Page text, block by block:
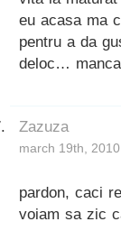
eu acasa ma
pentru a da
deloc…
Zazuza
march 19th,
pardon, caci
voiam sa zic